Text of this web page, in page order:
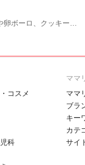
卵ボーロ、クッキー…
コスメ
科
ママ
ママ
ブラ
キー
カテ
サイ